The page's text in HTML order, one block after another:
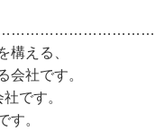
構える、
会社です。
です。
す。